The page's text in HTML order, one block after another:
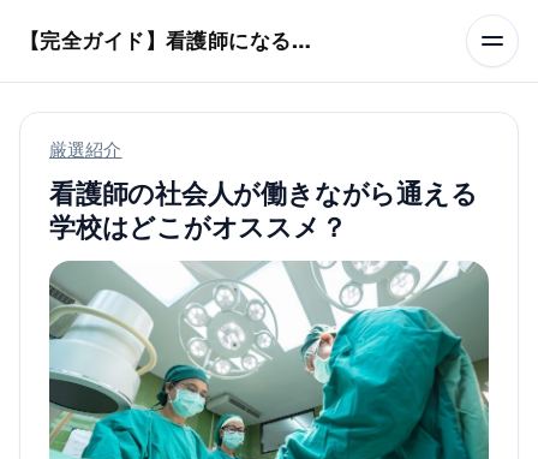
【完全ガイド】看護師になるまでのステップ＆スケジュール
厳選紹介
看護師の社会人が働きながら通える
学校はどこがオススメ？